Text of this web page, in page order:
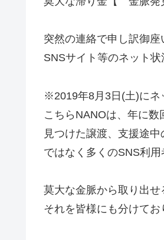
突然の連絡で申し訳御座
SNSサイト等のネット
※2019年8月3日(土)にネ
こちらNANOは、年に
見つけた譲渡、支援途
ではなく多くのSNS利
莫大な金脈から取り出せ
それを皆様にも分けてお